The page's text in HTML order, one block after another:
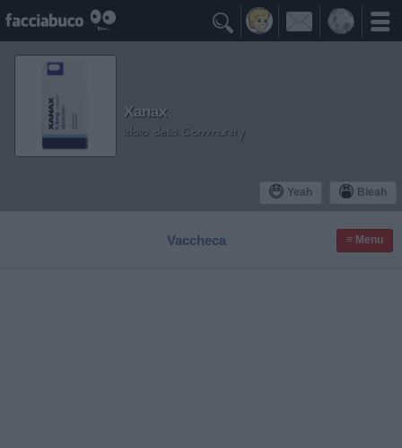

Yeah Bleah
Xanax
Idolo della Community
Vaccheca ≡ Menu